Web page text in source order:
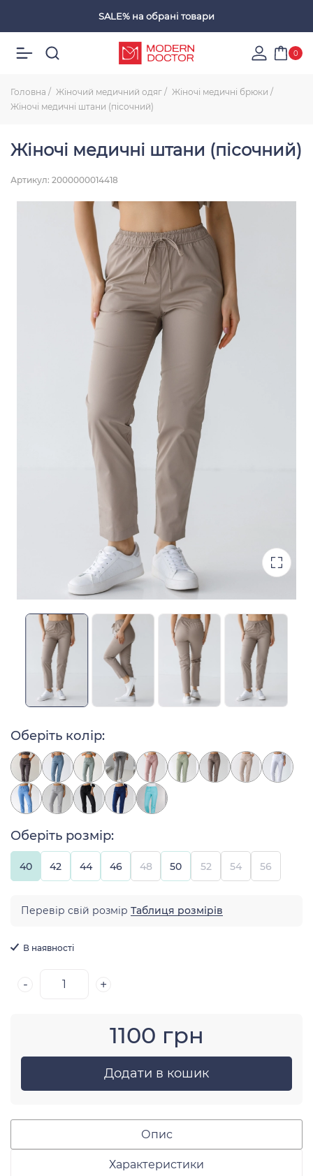
SALE% на обрані товари
0
Головна Жіночий медичний одяг
Жіночі медичні брюки
Жіночі медичні штани (пісочний)
Жіночі медичні штани (пісочний)
Артикул: 2000000014418
Оберіть колір:
Оберіть розмір:
40 42 44 46 48 50 52 54 56
Перевір свій розмір Таблиця розмірів
В наявності
- +
1100 грн
Додати в кошик
Опис
Характеристики
Обрані товари